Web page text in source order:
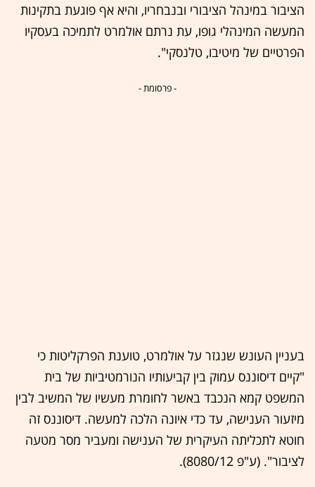
הציבור במינהל הציבורי ובנבחריו, והיא אף פוגעת בתקינות
המעשה המינהלי גופו, עת נרתם אולמרט לתמיכה בעסקיו
הפרטיים של מיטיבו, טלנסקי".
- פרסומת -
בעניין העונש שנגזר על אולמרט, טוענת הפרקליטות כי
"קיים דיסוננס עמוק בין קביעותיו הנורמטיביות של בית
המשפט קמא הנכבד באשר לחומרת מעשיו של המשיב לבין
מיזעור הענישה, עד כדי איונה הלכה למעשה. דיסוננס זה
חוטא לתכליתה העיקרית של הענישה ומעביר מסר מטעה
לציבור". (ע"פ 8080/12).